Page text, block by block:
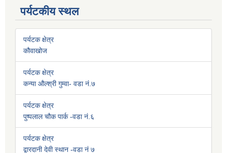
पर्यटकीय स्थल
पर्यटक क्षेत्र
कौवाखोज
पर्यटक क्षेत्र
कन्या औल्श्री गुम्वा- वडा नं.७
पर्यटक क्षेत्र
पुष्पलाल चौक पार्क -वडा नं.६
पर्यटक क्षेत्र
द्वारदानी देवी स्थान -वडा नं ७